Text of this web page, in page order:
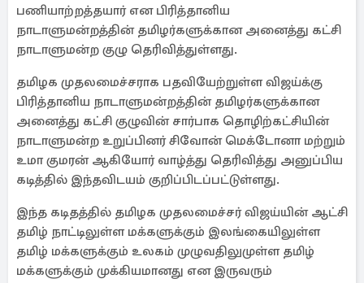
பணியாற்றத்தயார் என பிரித்தானிய
நாடாளுமன்றத்தின் தமிழர்களுக்கான அனைத்து கட்சி
நாடாளுமன்ற குழு தெரிவித்துள்ளது.
தமிழக முதலமைச்சராக பதவியேற்றுள்ள விஜய்க்கு
பிரித்தானிய நாடாளுமன்றத்தின் தமிழர்களுக்கான
அனைத்து கட்சி குழுவின் சார்பாக தொழிற்கட்சியின்
நாடாளுமன்ற உறுப்பினர் சிவோன் மெக்டோனா மற்றும்
உமா குமரன் ஆகியோர் வாழ்த்து தெரிவித்து அனுப்பிய
கடித்தில் இந்தவிடயம் குறிப்பிடப்பட்டுள்ளது.
இந்த கடிதத்தில் தமிழக முதலமைச்சர் விஜய்யின் ஆட்சி
தமிழ் நாட்டிலுள்ள மக்களுக்கும் இலங்கையிலுள்ள
தமிழ் மக்களுக்கும் உலகம் முழுவதிலுமுள்ள தமிழ்
மக்களுக்கும் முக்கியமானது என இருவரும்